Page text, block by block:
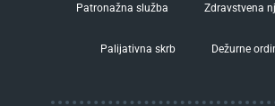
Patronažna služba Zdravstvena
Palijativna skrb Dežurne